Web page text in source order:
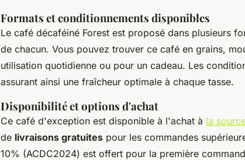
Formats et conditionnements disponibles
Le café décaféiné Forest est proposé dans plusieurs
de chacun. Vous pouvez trouver ce café en grains,
utilisation quotidienne ou pour un cadeau. Les
assurant ainsi une fraîcheur optimale à chaque tasse.
Disponibilité et options d'achat
Ce café d'exception est disponible à l'achat à la
de livraisons gratuites pour les commandes
10% (ACDC2024) est offert pour la première